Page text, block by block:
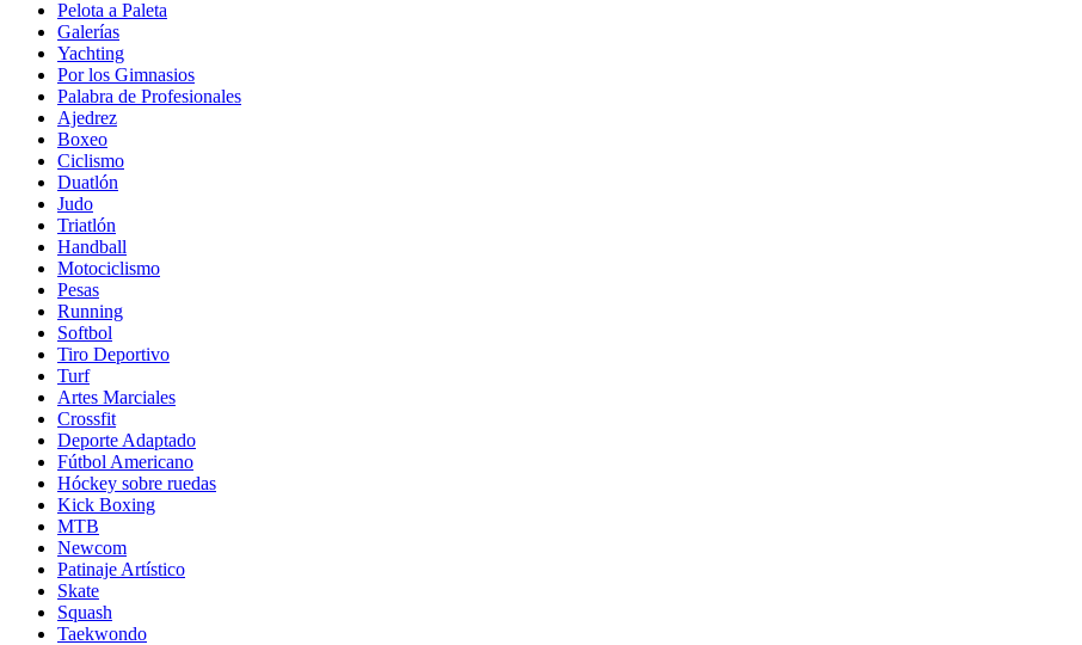
Pelota a Paleta
Galerías
Yachting
Por los Gimnasios
Palabra de Profesionales
Ajedrez
Boxeo
Ciclismo
Duatlón
Judo
Triatlón
Handball
Motociclismo
Pesas
Running
Softbol
Tiro Deportivo
Turf
Artes Marciales
Crossfit
Deporte Adaptado
Fútbol Americano
Hóckey sobre ruedas
Kick Boxing
MTB
Newcom
Patinaje Artístico
Skate
Squash
Taekwondo